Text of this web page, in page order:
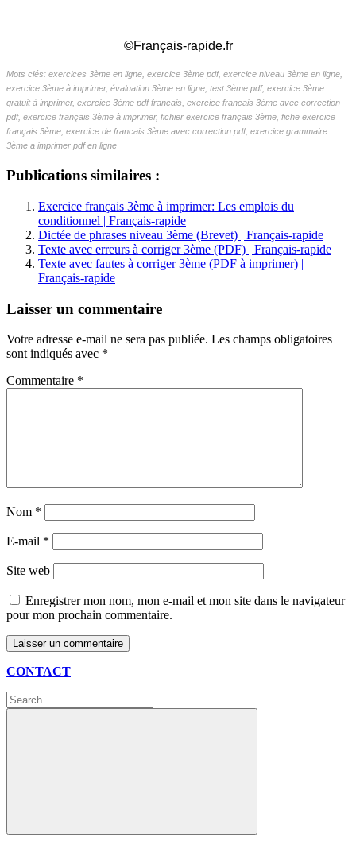
©Français-rapide.fr
Mots clés: exercices 3ème en ligne, exercice 3ème pdf, exercice niveau 3ème en ligne,
exercice 3ème à imprimer, évaluation 3ème en ligne, test 3ème pdf, exercice 3ème
gratuit à imprimer, exercice 3ème pdf francais, exercice francais 3ème avec correction
pdf, exercice français 3ème à imprimer, fichier exercice français 3ème, fiche exercice
français 3ème, exercice de francais 3ème avec correction pdf, exercice grammaire
3ème a imprimer pdf en ligne
Publications similaires :
Exercice français 3ème à imprimer: Les emplois du
conditionnel | Français-rapide
Dictée de phrases niveau 3ème (Brevet) | Français-rapide
Texte avec erreurs à corriger 3ème (PDF) | Français-rapide
Texte avec fautes à corriger 3ème (PDF à imprimer) |
Français-rapide
Laisser un commentaire
Votre adresse e-mail ne sera pas publiée. Les champs obligatoires
sont indiqués avec *
Commentaire *
Nom *
E-mail *
Site web
Enregistrer mon nom, mon e-mail et mon site dans le navigateur
pour mon prochain commentaire.
CONTACT
Search
for:
Search